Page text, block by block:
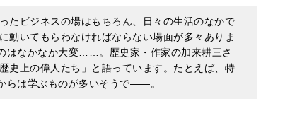
たビジネスの場はもちろん、日々の生活のなかで
動いてもらわなければならない場面が多々ありま
はなかなか大変……。歴史家・作家の加来耕三さ
史上の偉人たち」と語っています。たとえば、特
らは学ぶものが多いそうで――。